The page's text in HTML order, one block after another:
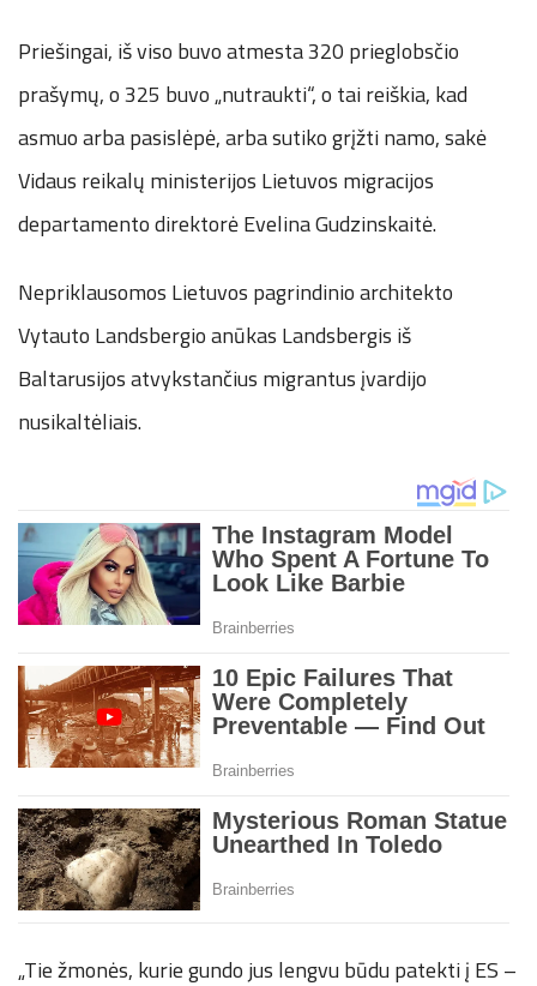
Priešingai, iš viso buvo atmesta 320 prieglobsčio
prašymų, o 325 buvo „nutraukti“, o tai reiškia, kad
asmuo arba pasislėpė, arba sutiko grįžti namo, sakė
Vidaus reikalų ministerijos Lietuvos migracijos
departamento direktorė Evelina Gudzinskaitė.
Nepriklausomos Lietuvos pagrindinio architekto
Vytauto Landsbergio anūkas Landsbergis iš
Baltarusijos atvykstančius migrantus įvardijo
nusikaltėliais.
„Tie žmonės, kurie gundo jus lengvu būdu patekti į ES –